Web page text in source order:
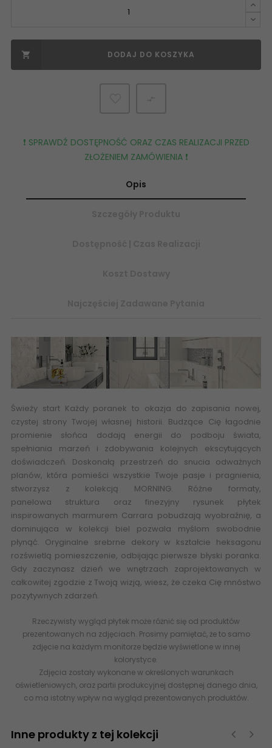
 DODAJ DO KOSZYKA
❗️ SPRAWDŹ DOSTĘPNOŚĆ ORAZ CZAS REALIZACJI PRZED
ZŁOŻENIEM ZAMÓWIENIA ❗️
Opis
Świeży start Każdy poranek to okazja do zapisania nowej,
czystej strony Twojej własnej historii. Budzące Cię łagodnie
promienie słońca dodają energii do podboju świata,
spełniania marzeń i zdobywania kolejnych ekscytujących
doświadczeń. Doskonałą przestrzeń do snucia odważnych
planów, która pomieści wszystkie Twoje pasje i pragnienia,
stworzysz z kolekcją MORNING. Różne formaty,
panelowa struktura oraz finezyjny rysunek płytek
inspirowanych marmurem Carrara pobudzają wyobraźnię, a
dominująca w kolekcji biel pozwala myślom swobodnie
płynąć. Oryginalne srebrne dekory w kształcie heksagonu
rozświetlą pomieszczenie, odbijając pierwsze błyski poranka.
Gdy zaczynasz dzień we wnętrzach zaprojektowanych w
całkowitej zgodzie z Twoją wizją, wiesz, że czeka Cię mnóstwo
pozytywnych zdarzeń.
Rzeczywisty wygląd płytek może różnić się od produktów
prezentowanych na zdjęciach. Prosimy pamiętać, że to samo
zdjęcie na każdym monitorze będzie wyświetlone w innej
kolorystyce.
Zdjęcia zostały wykonane w określonych warunkach
oświetleniowych, oraz partii produkcyjnej dostępnej danego dnia,
co ma istotny wpływ na wygląd prezentowanych produktów.
Inne produkty z tej kolekcji